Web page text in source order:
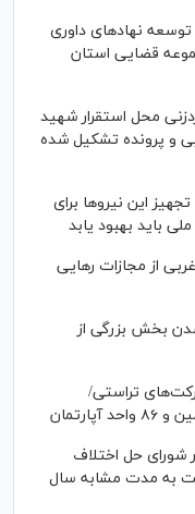
نهاد‌های داوری
قضایی استان
محل استقرار شهید
و پرونده تشکیل شده
این نیرو‌ها برای
باید بهبود یابد
از مجازات رهایی
بخش بزرگی از
شرکت‌های تراستی/
در شورای حل اختلاف
به مدت مشابه سال